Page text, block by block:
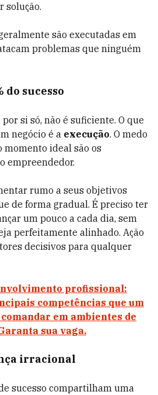
solução.
são executadas em
problemas que ninguém
do sucesso
si só, não é suficiente. O que
negócio é a execução. O medo
momento ideal são os
empreendedor.
rumo a seus objetivos
de forma gradual. É preciso ter
um pouco a cada dia, sem
perfeitamente alinhado. Ação
decisivos para qualquer
profissional:
competências que um
em ambientes de
sua vaga.
irracional
sucesso compartilham uma